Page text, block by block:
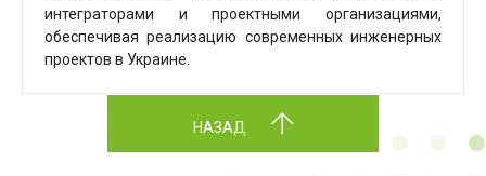
интеграторами и проектными организациями,
обеспечивая реализацию современных инженерных
проектов в Украине.
НАЗАД